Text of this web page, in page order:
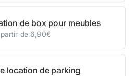
de box pour meubles
de 6,90€
location de parking